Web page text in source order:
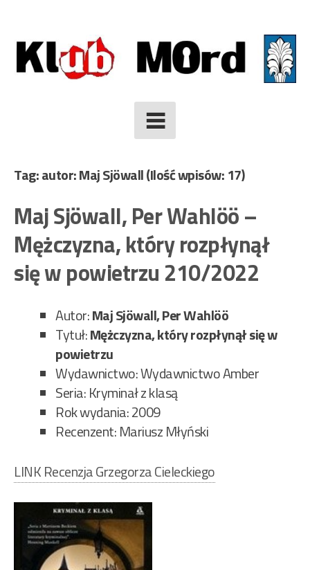
to
content
Tag: autor: Maj Sjöwall(Ilość wpisów: 17)
Maj Sjöwall, Per Wahlöö –
Mężczyzna, który rozpłynął
się w powietrzu 210/2022
Autor:Maj Sjöwall, Per Wahlöö
Tytuł:Mężczyzna, który rozpłynął się w
powietrzu
Wydawnictwo: Wydawnictwo Amber
Seria: Kryminał z klasą
Rok wydania: 2009
Recenzent: Mariusz Młyński
LINK Recenzja Grzegorza Cieleckiego